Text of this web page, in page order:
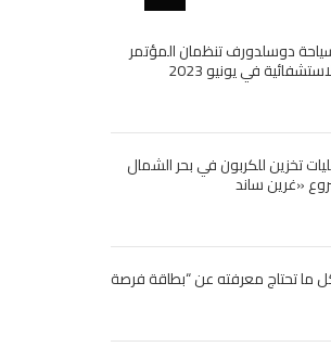
دوسلدورف تنظمان المؤتمر
في يونيو 2023
تخزين للكربون في بحر الشمال